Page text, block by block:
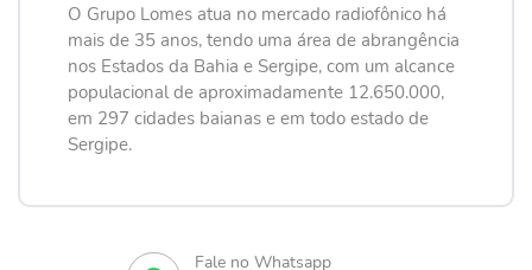
O Grupo Lomes atua no mercado radiofônico há
mais de 35 anos, tendo uma área de abrangência
nos Estados da Bahia e Sergipe, com um alcance
populacional de aproximadamente 12.650.000,
em 297 cidades baianas e em todo estado de
Sergipe.
Fale no Whatsapp